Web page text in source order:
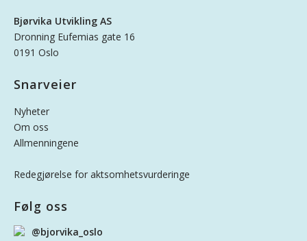
Bjørvika Utvikling AS
Dronning Eufemias gate 16
0191 Oslo
Snarveier
Nyheter
Om oss
Allmenningene
Redegjørelse for aktsomhetsvurderinge
Følg oss
@bjorvika_oslo